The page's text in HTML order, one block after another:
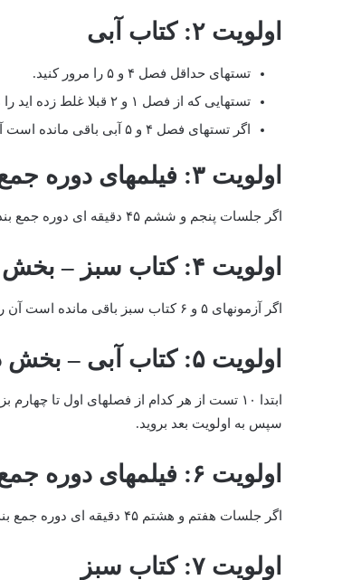
اولویت ۲: کتاب آبی
تستهای حداقل فصل ۴ و ۵ را مرور کنید.
تستهایی که از فصل ۱ و ۲ قبلا غلط زده اید را مرور کنید.
اگر تستهای فصل ۴ و ۵ آبی باقی مانده است آن را بررسی کنید و در نهایت به اولویت بعد بروید.
اولویت ۳: فیلمهای دوره جمع بندی
اگر جلسات پنجم و ششم ۴۵ دقیقه ای دوره جمع بندی باقی مانده است آن را بررسی کنید و اگر نه به اولویت بعد بروید.
اولویت ۴: کتاب سبز – بخش دوم
اگر آزمونهای ۵ و ۶ کتاب سبز باقی مانده است آن را بررسی کنید و اگر نه به اولویت بعد بروید.
اولویت ۵: کتاب آبی – بخش دوم
ابتدا ۱۰ تست از هر کدام از فصلهای اول
سپس به اولویت بعد بروید.
اولویت ۶: فیلمهای دوره جمع بندی – بخش دوم
اگر جلسات هفتم و هشتم ۴۵ دقیقه ای دوره جمع بندی باقی مانده است آن را بررسی کنید و اگر نه به اولویت بعد بروید.
اولویت ۷: کتاب سبز